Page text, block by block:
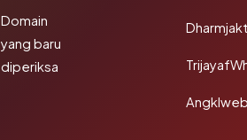
Domain
yang baru
diperiksa